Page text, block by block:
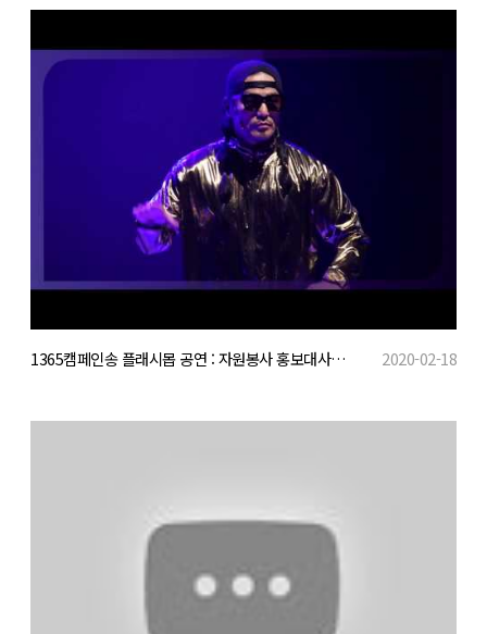
1365캠페인송 플래시몹 공연 : 자원봉사 홍보대사 팝핀준호 2020-02-18